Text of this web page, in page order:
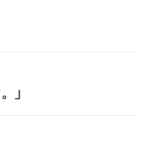
」